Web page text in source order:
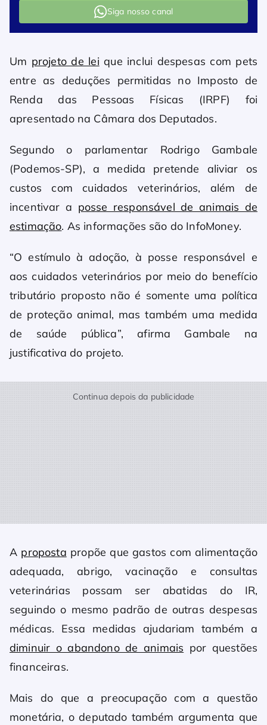
Siga nosso canal
Um projeto de lei que inclui despesas com pets
entre as deduções permitidas no Imposto de
Renda das Pessoas Físicas (IRPF) foi
apresentado na Câmara dos Deputados.
Segundo o parlamentar Rodrigo Gambale
(Podemos-SP), a medida pretende aliviar os
custos com cuidados veterinários, além de
incentivar a posse responsável de animais de
estimação. As informações são do InfoMoney.
“O estímulo à adoção, à posse responsável e
aos cuidados veterinários por meio do benefício
tributário proposto não é somente uma política
de proteção animal, mas também uma medida
de saúde pública”, afirma Gambale na
justificativa do projeto.
Continua depois da publicidade
A proposta propõe que gastos com alimentação
adequada, abrigo, vacinação e consultas
veterinárias possam ser abatidas do IR,
seguindo o mesmo padrão de outras despesas
médicas. Essa medidas ajudariam também a
diminuir o abandono de animais por questões
financeiras.
Mais do que a preocupação com a questão
monetária, o deputado também argumenta que